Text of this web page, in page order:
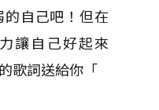
自己吧！但在
讓自己好起來
歌詞送給你「